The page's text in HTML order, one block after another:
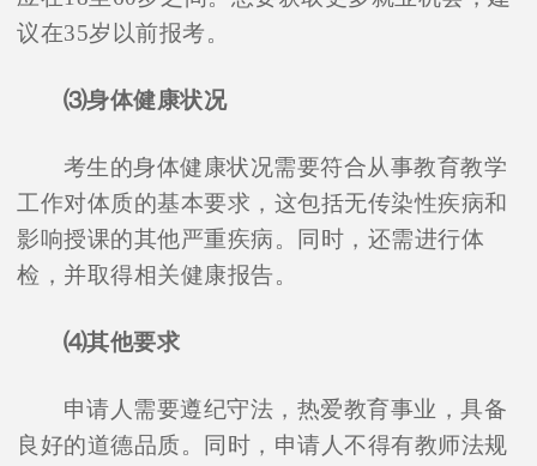
议在35岁以前报考。
⑶身体健康状况
考生的身体健康状况需要符合从事教育教学
工作对体质的基本要求，这包括无传染性疾病和
影响授课的其他严重疾病。同时，还需进行体
检，并取得相关健康报告。
⑷其他要求
申请人需要遵纪守法，热爱教育事业，具备
良好的道德品质。同时，申请人不得有教师法规